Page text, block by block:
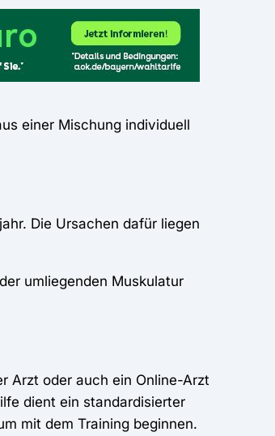
einer Mischung individuell
Die Ursachen dafür liegen
umliegenden Muskulatur
Arzt oder auch ein Online-Arzt
dient ein standardisierter
mit dem Training beginnen.